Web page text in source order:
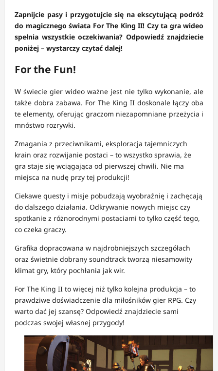
Zapnijcie pasy i przygotujcie się na ekscytującą podróż
do magicznego świata For The King II! Czy ta gra wideo
spełnia wszystkie oczekiwania? Odpowiedź znajdziecie
poniżej – wystarczy czytać dalej!
For the Fun!
W świecie gier wideo ważne jest nie tylko wykonanie, ale
także dobra zabawa. For The King II doskonale łączy oba
te elementy, oferując graczom niezapomniane przeżycia i
mnóstwo rozrywki.
Zmagania z przeciwnikami, eksploracja tajemniczych
krain oraz rozwijanie postaci – to wszystko sprawia, że
gra staje się wciągająca od pierwszej chwili. Nie ma
miejsca na nudę przy tej produkcji!
Ciekawe questy i misje pobudzają wyobraźnię i zachęcają
do dalszego działania. Odkrywanie nowych miejsc czy
spotkanie z różnorodnymi postaciami to tylko część tego,
co czeka graczy.
Grafika dopracowana w najdrobniejszych szczegółach
oraz świetnie dobrany soundtrack tworzą niesamowity
klimat gry, który pochłania jak wir.
For The King II to więcej niż tylko kolejna produkcja – to
prawdziwe doświadczenie dla miłośników gier RPG. Czy
warto dać jej szansę? Odpowiedź znajdziecie sami
podczas swojej własnej przygody!